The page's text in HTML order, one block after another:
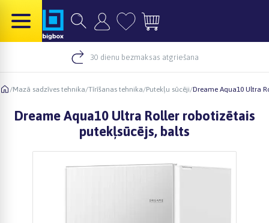
30 dienu bezmaksas atgriešana
/Mazā sadzīves tehnika/Tīrīšanas tehnika/Putekļu sūcēji/Dreame Aqua10 Ultra
Dreame Aqua10 Ultra Roller robotizētais
putekļsūcējs, balts